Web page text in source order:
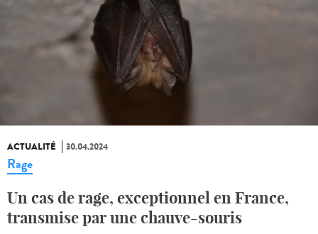
ACTUALITÉ 30.04.2024
Rage
Un cas de rage, exceptionnel en France,
transmise par une chauve-souris